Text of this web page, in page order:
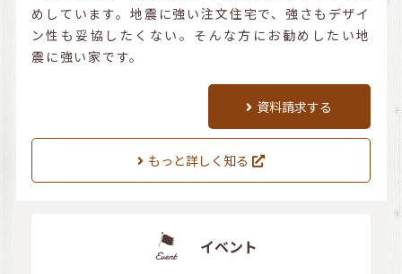
めしています。地震に強い注文住宅で、強さもデザイ
ン性も妥協したくない。そんな方にお勧めしたい地
震に強い家です。
資料請求する
もっと詳しく知る
イベント